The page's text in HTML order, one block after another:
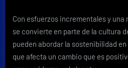
Con esfuerzos incrementales y
se convierte en parte de la cultura
pueden abordar la sostenibilidad
que afecta un cambio que es